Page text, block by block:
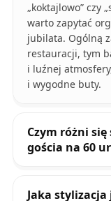
„koktajlowo” czy
warto zapytać
jubilata. Ogólną
restauracji, tym
i luźnej
i wygodne buty.
Czym różni
gościa na 60
Jaka